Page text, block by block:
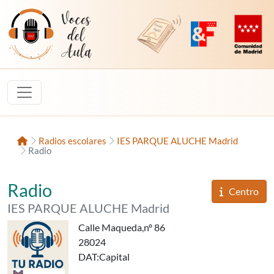
Saltar al contenido
Voces del Aula
Revista Digital de EducaMadrid
Plataforma de
InicioRadios escolares
IES PARQUE ALUCHE Madrid
Radio
del
Centro
«Radio IES Parque Aluche»,
Radio
IES PARQUE ALUCHE Madrid
Calle Maqueda,nº 86
28024
DAT:Capital